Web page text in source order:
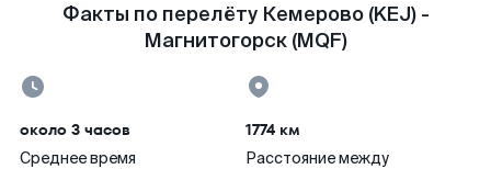
Факты по перелёту Кемерово (KEJ) -
Магнитогорск (MQF)
около 3 часов
Среднее время
1774 км
Расстояние между